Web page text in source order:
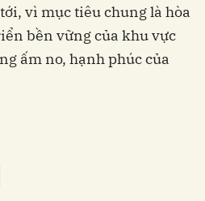
vì mục tiêu chung là hòa
bền vững của khu vực
ấm no, hạnh phúc của